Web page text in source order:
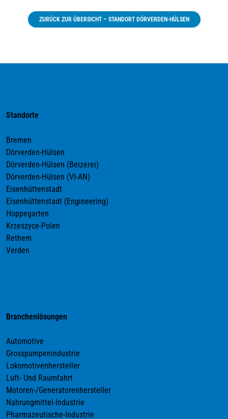
ZURÜCK ZUR ÜBERSICHT – STANDORT DÖRVERDEN-HÜLSEN
Standorte
Bremen
Dörverden-Hülsen
Dörverden-Hülsen (Beizerei)
Dörverden-Hülsen (VI-AN)
Eisenhüttenstadt
Eisenhüttenstadt (Engineering)
Hoppegarten
Krzeszyce-Polen
Rethem
Verden
Branchenlösungen
Automotive
Grosspumpenindustrie
Lokomotivenhersteller
Luft- Und Raumfahrt
Motoren-/Generatorenhersteller
Nahrungmittel-Industrie
Pharmazeutische-Industrie